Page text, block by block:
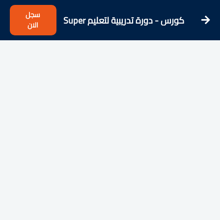
كورس - دورة تدريبية لتعليم Super
Easy French
سجل
الان